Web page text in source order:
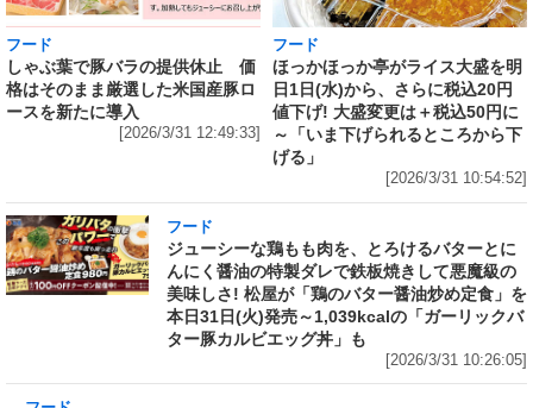
フード
しゃぶ葉で豚バラの提供休止 価
格はそのまま厳選した米国産豚ロ
ースを新たに導入
[2026/3/31 12:49:33]
フード
ほっかほっか亭がライス大盛を明
日1日(水)から、さらに税込20円
値下げ! 大盛変更は＋税込50円に
～「いま下げられるところから下
げる」
[2026/3/31 10:54:52]
フード
ジューシーな鶏もも肉を、とろけるバターとに
んにく醤油の特製ダレで鉄板焼きして悪魔級の
美味しさ! 松屋が「鶏のバター醤油炒め定食」を
本日31日(火)発売～1,039kcalの「ガーリックバ
ター豚カルビエッグ丼」も
[2026/3/31 10:26:05]